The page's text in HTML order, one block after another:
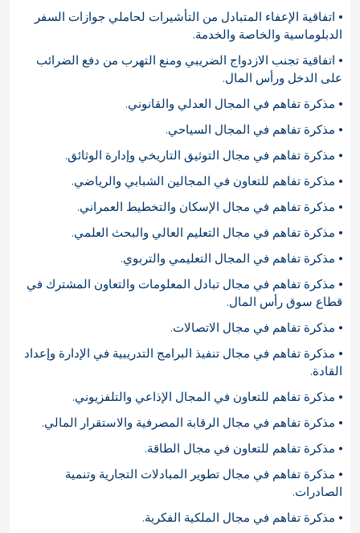
⦁ اتفاقية الإعفاء المتبادل من التأشيرات لحاملي جوازات السفر
الدبلوماسية والخاصة والخدمة.
⦁ اتفاقية تجنب الازدواج الضريبي ومنع التهرب من دفع الضرائب
على الدخل ورأس المال.
⦁ مذكرة تفاهم في المجال العدلي والقانوني.
⦁ مذكرة تفاهم في المجال السياحي.
⦁ مذكرة تفاهم في مجال التوثيق التاريخي وإدارة الوثائق.
⦁ مذكرة تفاهم للتعاون في المجالين الشبابي والرياضي.
⦁ مذكرة تفاهم في مجال الإسكان والتخطيط العمراني.
⦁ مذكرة تفاهم في مجال التعليم العالي والبحث العلمي.
⦁ مذكرة تفاهم في المجال التعليمي والتربوي.
⦁ مذكرة تفاهم في مجال تبادل المعلومات والتعاون المشترك في
قطاع سوق رأس المال.
⦁ مذكرة تفاهم في مجال الاتصالات.
⦁ مذكرة تفاهم في مجال تنفيذ البرامج التدريبية في الإدارة وإعداد
القادة.
⦁ مذكرة تفاهم للتعاون في المجال الإذاعي والتلفزيوني.
⦁ مذكرة تفاهم في مجال الرقابة المصرفية والاستقرار المالي.
⦁ مذكرة تفاهم للتعاون في مجال الطاقة.
⦁ مذكرة تفاهم في مجال تطوير المبادلات التجارية وتنمية
الصادرات.
⦁ مذكرة تفاهم في مجال الملكية الفكرية.